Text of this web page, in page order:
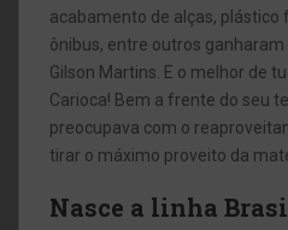
acabamento de alças, plástico
ônibus, entre outros
Gilson Martins. E o melhor de
Carioca! Bem a frente do seu
preocupava com o
tirar o máximo proveito da
Nasce a linha